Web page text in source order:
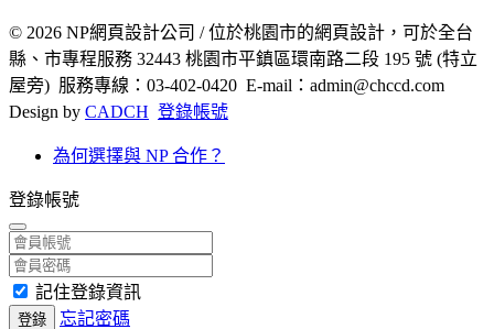
© 2026 NP網頁設計公司 / 位於桃園市的網頁設計，可於全台
縣、市專程服務 32443 桃園市平鎮區環南路二段 195 號 (特立
屋旁) 服務專線：03-402-0420 E-mail：admin@chccd.com
Design by CADCH 登錄帳號
為何選擇與 NP 合作？
登錄帳號
記住登錄資訊
登錄 忘記密碼